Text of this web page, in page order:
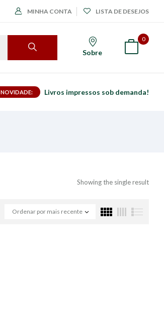
MINHA CONTA LISTA DE DESEJOS
Sobre
0
NOVIDADE: Livros impressos sob demanda!
Showing the single result
Ordenar por mais recente